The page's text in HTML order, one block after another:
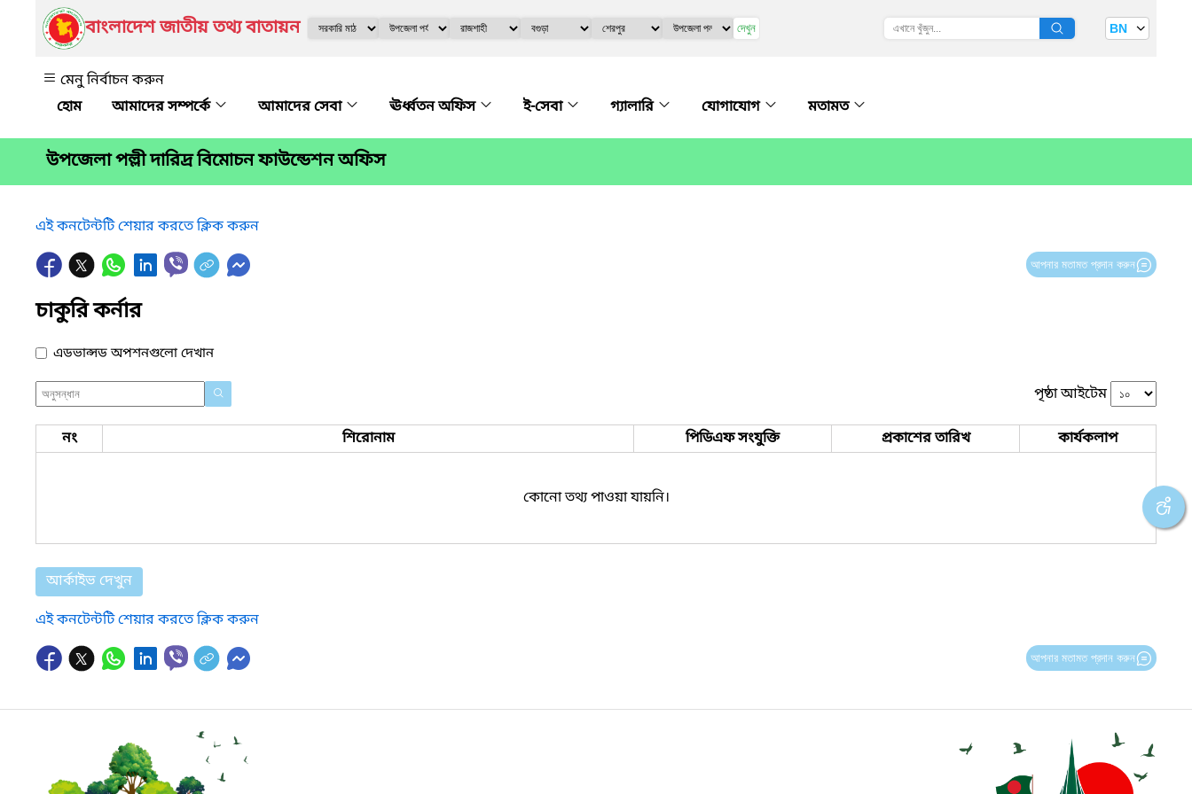
বাংলাদেশ জাতীয় তথ্য বাতায়ন দেখুন BN
মেনু নির্বাচন করুন
আমাদের সম্পর্কে
আমাদের সেবা ঊর্ধ্বতন অফিস ই-সেবা গ্যালারি যোগাযোগ মতামত
উপজেলা পল্লী দারিদ্র বিমোচন ফাউন্ডেশন অফিস
এই কনটেন্টটি শেয়ার করতে ক্লিক করুন
আপনার মতামত প্রদান করুন
চাকুরি কর্নার
এডভান্সড অপশনগুলো দেখান
পৃষ্ঠা আইটেম
নং শিরোনাম পিডিএফ সংযুক্তি প্রকাশের তারিখ কার্যকলাপ
কোনো তথ্য পাওয়া যায়নি।
আর্কাইভ দেখুন
এই কনটেন্টটি শেয়ার করতে ক্লিক করুন
আপনার মতামত প্রদান করুন